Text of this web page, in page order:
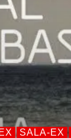
SALA-EX